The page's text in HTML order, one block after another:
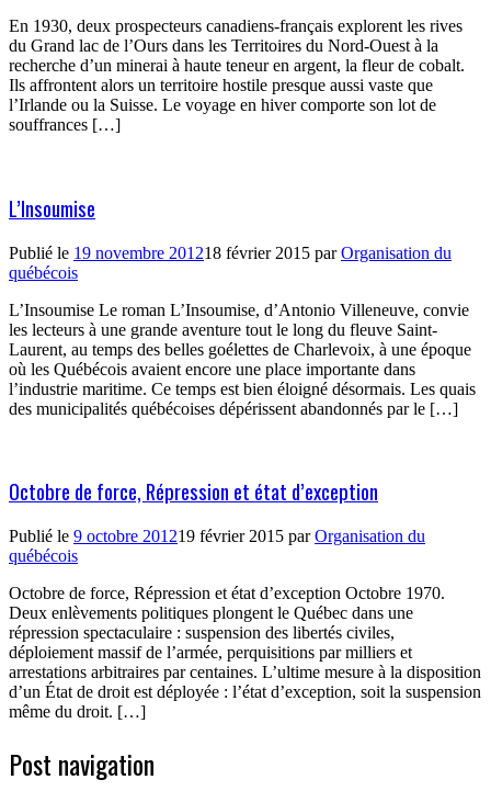
En 1930, deux prospecteurs canadiens-français explorent les rives
du Grand lac de l’Ours dans les Territoires du Nord-Ouest à la
recherche d’un minerai à haute teneur en argent, la fleur de cobalt.
Ils affrontent alors un territoire hostile presque aussi vaste que
l’Irlande ou la Suisse. Le voyage en hiver comporte son lot de
souffrances […]
L’Insoumise
Publié le 19 novembre 201218 février 2015 parOrganisation du
québécois
L’Insoumise Le roman L’Insoumise, d’Antonio Villeneuve, convie
les lecteurs à une grande aventure tout le long du fleuve Saint-
Laurent, au temps des belles goélettes de Charlevoix, à une époque
où les Québécois avaient encore une place importante dans
l’industrie maritime. Ce temps est bien éloigné désormais. Les quais
des municipalités québécoises dépérissent abandonnés par le […]
Octobre de force, Répression et état d’exception
Publié le 9 octobre 201219 février 2015 parOrganisation du
québécois
Octobre de force, Répression et état d’exception Octobre 1970.
Deux enlèvements politiques plongent le Québec dans une
répression spectaculaire : suspension des libertés civiles,
déploiement massif de l’armée, perquisitions par milliers et
arrestations arbitraires par centaines. L’ultime mesure à la disposition
d’un État de droit est déployée : l’état d’exception, soit la suspension
même du droit. […]
Post navigation